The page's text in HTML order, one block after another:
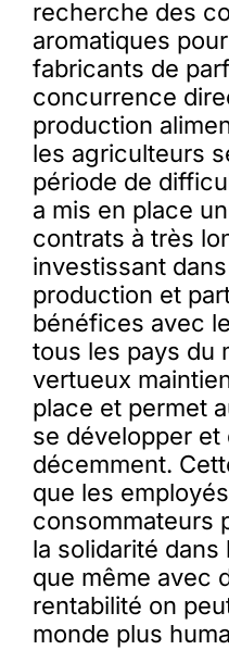
recherche des
aromatiques
fabricants de
concurrence
production
les agriculteurs
période de
a mis en place
contrats à très
investissant
production et
bénéfices avec
tous les pays du
vertueux
place et permet
se développer
décemment.
que les
consommateurs
la solidarité
que même avec
rentabilité on
monde plus